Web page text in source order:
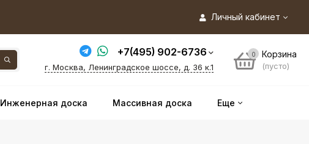
Личный кабинет
+7(495) 902-6736
г. Москва, Ленинградское шоссе, д. 36 к.1
0 Корзина
(пусто)
Инженерная доска Массивная доска Еще